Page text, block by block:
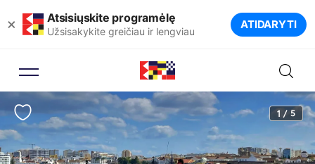
× Atsisiųskite programėlę
Užsisakykite greičiau ir lengviau ATIDARYTI
1 / 5